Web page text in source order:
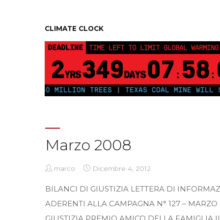
CLIMATE CLOCK
DEADLINE TIME LEFT TO LIMIT GLOBAL
2YRS349DAYS 07 : 58 :
PLANT 250 MILLION TREES | TEXAS COAL MINE WILL
Marzo 2008
marco Dicembre 4, 2012
BILANCI DI GIUSTIZIA LETTERA DI
ADERENTI ALLA CAMPAGNA N° 127 –
GIUSTIZIA PREMIO AMICO DELLA FAMIGLIA